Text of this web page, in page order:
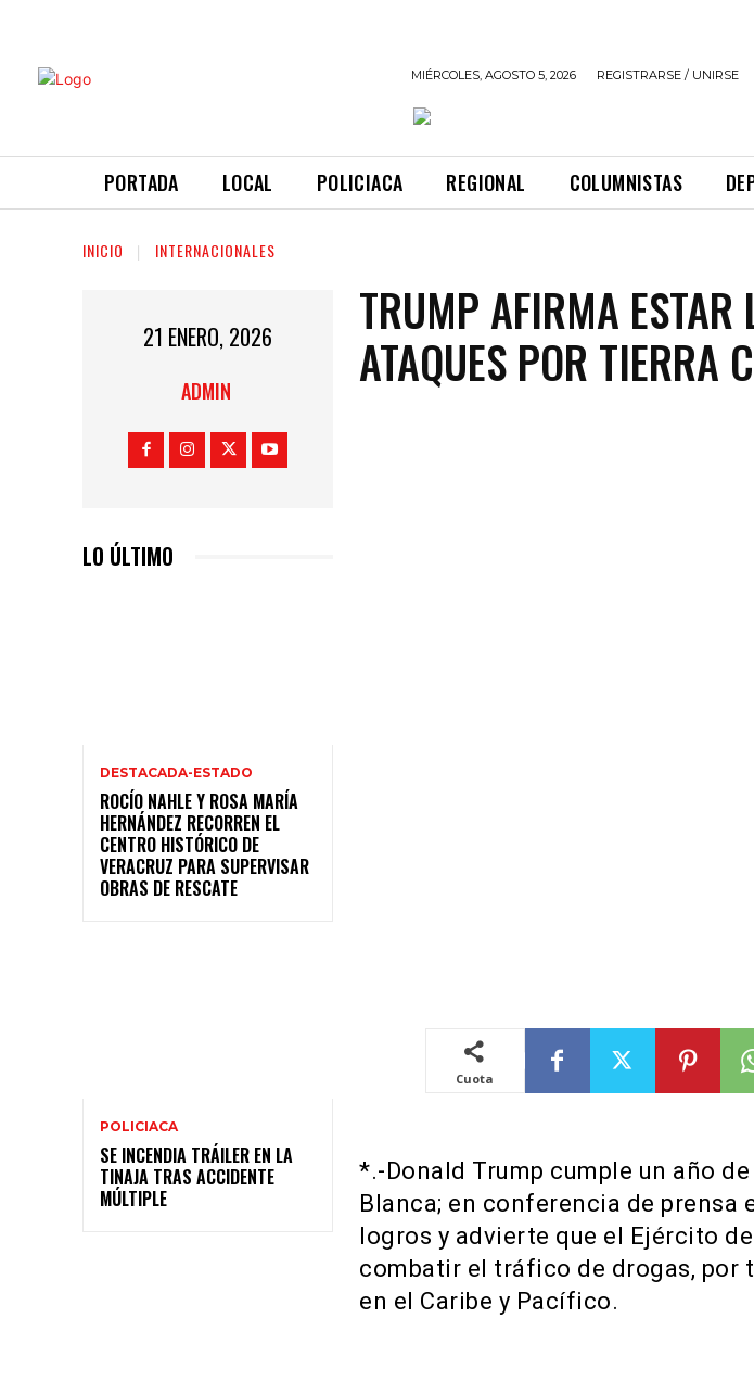
MIÉRCOLES, AGOSTO 5, 2026 REGISTRARSE / UNIRSE
PORTADA LOCAL POLICIACA REGIONAL COLUMNISTAS
INICIO INTERNACIONALES
21 ENERO, 2026
ADMIN
LO ÚLTIMO
DESTACADA-ESTADO
ROCÍO NAHLE Y ROSA MARÍA
HERNÁNDEZ RECORREN EL
CENTRO HISTÓRICO DE
VERACRUZ PARA SUPERVISAR
OBRAS DE RESCATE
POLICIACA
SE INCENDIA TRÁILER EN LA
TINAJA TRAS ACCIDENTE
MÚLTIPLE
TRUMP AFIRMA ESTAR
ATAQUES POR TIERRA
Cuota
*.-Donald Trump cumple un año
Blanca; en conferencia de prensa
logros y advierte que el Ejército
combatir el tráfico de drogas, por
en el Caribe y Pacífico.